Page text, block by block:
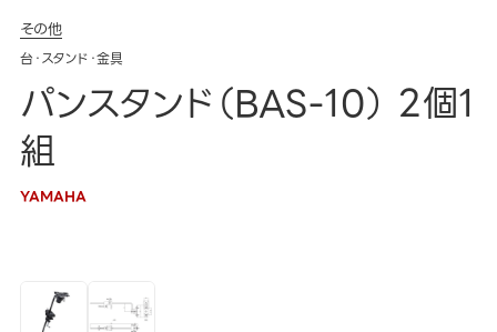
その他
台・スタンド・金具
パンスタンド（BAS-10） 2個1
組
YAMAHA